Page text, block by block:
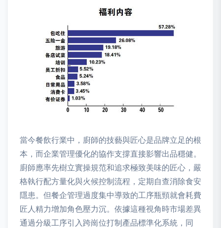
當今餐飲行業中，廚師的技藝與匠心是品牌立足的根
本，而企業管理優化的協作支撐直接影響出品穩健。
廚師應率先樹立實操規范和追求極致美味的匠心，嚴
格執行配方量化與火候控制流程，定期自查消除食安
隱患。但餐企管理過度集中導致的工序瓶頸就會耗費
匠人精力增加角色壓力沉。依據這種視角時市場差異
通過分級工序引入跨崗位打制產品標準化系統，同